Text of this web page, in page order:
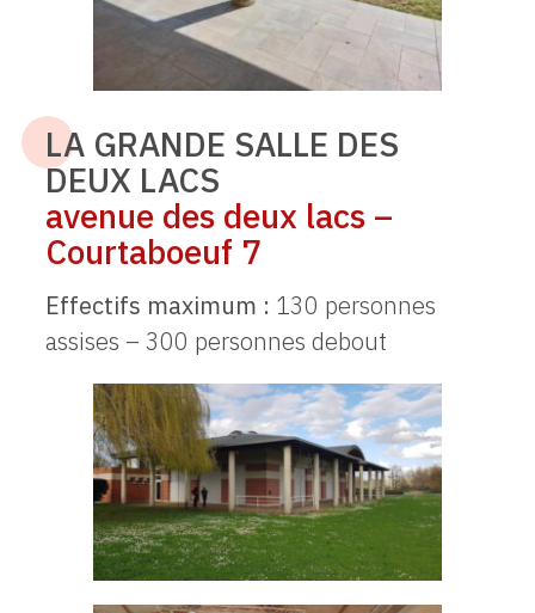
LA GRANDE SALLE DES
DEUX LACS
avenue des deux lacs –
Courtaboeuf 7
Effectifs maximum : 130 personnes
assises – 300 personnes debout